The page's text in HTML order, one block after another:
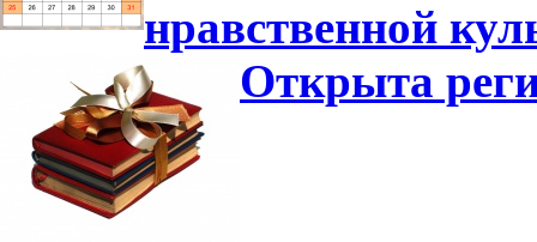
нравственной
Открыта